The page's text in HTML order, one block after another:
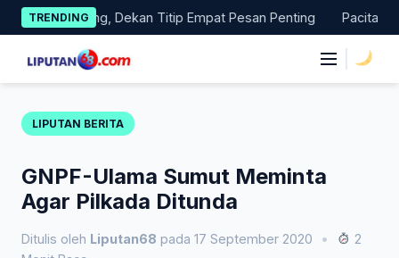
Skip
to
content
TRENDING
Magang, Dekan Titip Empat Pesan Penting Pacitan
LIPUTAN BERITA
GNPF-Ulama Sumut Meminta
Agar Pilkada Ditunda
Ditulis oleh Liputan68 pada 17 September 2020 •
2